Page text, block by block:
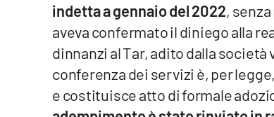
Cosenzachannel.it
Ilvibonese.it
indetta a gennaio del 2022,
aveva confermato il diniego alla
dinnanzi al Tar, adito dalla
conferenza dei servizi è, per
e costituisce atto di formale